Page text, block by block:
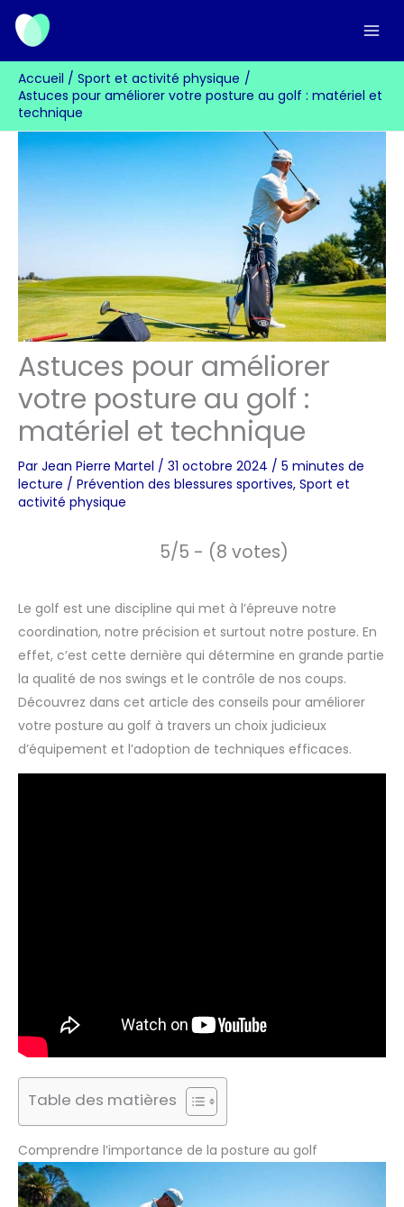
Aller
contenu
Accueil
Sport et activité physique
Astuces pour améliorer votre posture au golf : matériel et
technique
Astuces pour améliorer
votre posture au golf :
matériel et technique
Par Jean Pierre Martel / 31 octobre 2024 / 5 minutes de
lecture / Prévention des blessures sportives, Sport et
activité physique
5/5 - (8 votes)
Le golf est une discipline qui met à l’épreuve notre
coordination, notre précision et surtout notre posture. En
effet, c’est cette dernière qui détermine en grande partie
la qualité de nos swings et le contrôle de nos coups.
Découvrez dans cet article des conseils pour améliorer
votre posture au golf à travers un choix judicieux
d’équipement et l’adoption de techniques efficaces.
Table des matières
Comprendre l’importance de la posture au golf